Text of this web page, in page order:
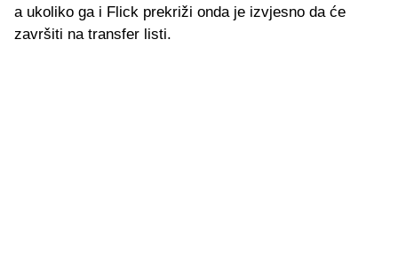
a ukoliko ga i Flick prekriži onda je izvjesno da će
završiti na transfer listi.